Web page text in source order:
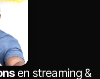
en streaming &